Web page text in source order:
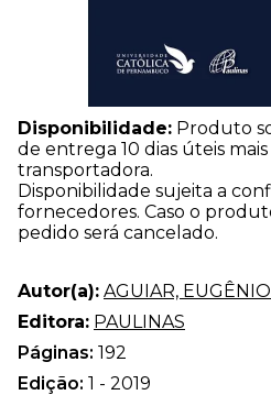
Disponibilidade: Produto
de entrega 10 dias úteis
transportadora.
Disponibilidade sujeita a
fornecedores. Caso o
pedido será cancelado.
Autor(a): AGUIAR,
Editora: PAULINAS
Páginas: 192
Edição: 1 - 2019